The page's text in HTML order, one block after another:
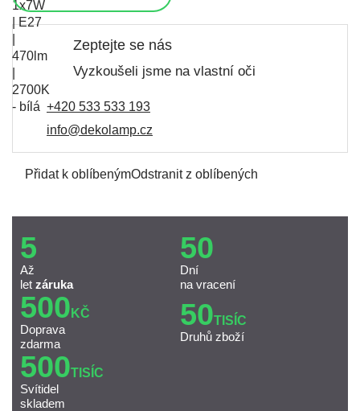
Zeptejte se nás
Vyzkoušeli jsme na vlastní oči
+420 533 533 193
info@dekolamp.cz
Přidat k oblíbenýmOdstranit z oblíbených
5
Až
let záruka
50
Dní
na vracení
500 KČ
Doprava
zdarma
50TISÍC
Druhů zboží
500TISÍC
Svítidel
skladem